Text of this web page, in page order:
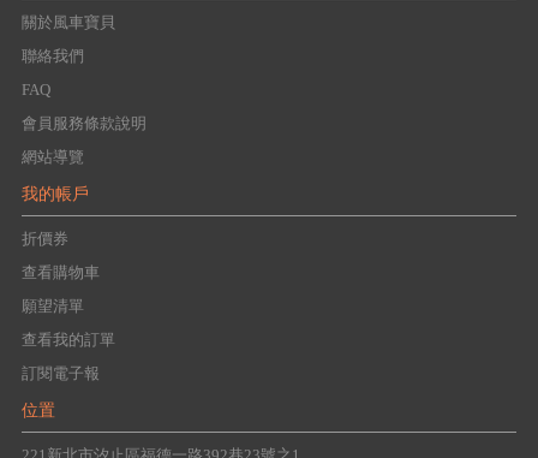
關於風車寶貝
聯絡我們
FAQ
會員服務條款說明
網站導覽
我的帳戶
折價券
查看購物車
願望清單
查看我的訂單
訂閱電子報
位置